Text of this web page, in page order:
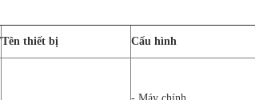
Tên thiết bị Cấu hình